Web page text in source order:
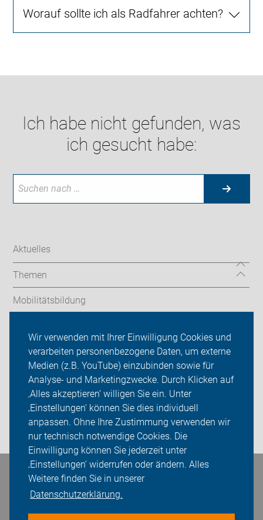
Wir verwenden mit Ihrer Einwilligung Cookies und
verarbeiten personenbezogene Daten, um externe
Medien (z.B. YouTube) einzubinden sowie für
Analyse- und Marketingzwecke. Durch Klicken auf
‚Alles akzeptieren‘ willigen Sie ein. Unter
‚Einstellungen‘ können Sie dies individuell
anpassen. Ohne Ihre Zustimmung verwenden wir
nur technisch notwendige Cookies. Die
Einwilligung können Sie jederzeit unter
‚Einstellungen‘ widerrufen oder ändern. Alles
Weitere finden Sie in unserer
Datenschutzerklärung.
Worauf sollte ich als Radfahrer achten?
Ich habe nicht gefunden, was
ich gesucht habe:
Aktuelles
Themen
Mobilitätsbildung
ADFC Schwerin
Sei dabei
Presse
Login
Bleiben Sie in Kontakt